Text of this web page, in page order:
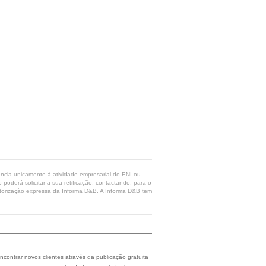
unicamente à atividade empresarial do ENI ou
solicitar a sua retificação, contactando, para o
expressa da Informa D&B. A Informa D&B tem
novos clientes através da publicação gratuita